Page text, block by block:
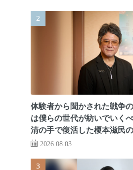
体験者から聞かされた戦争
は僕らの世代が紡いでいく
清の手で復活した榎本滋民
2026.08.03